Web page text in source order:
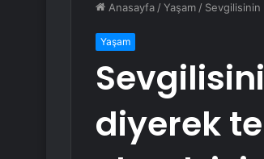
Anasayfa /Yaşam /
Yaşam
diyerek